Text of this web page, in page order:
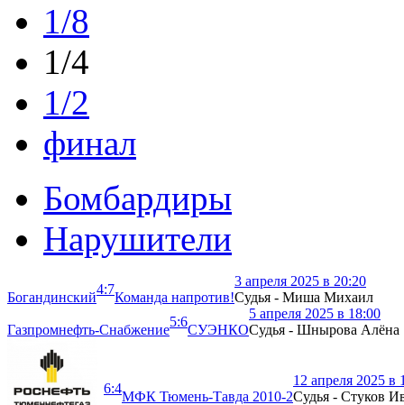
1/8
1/4
1/2
финал
Бомбардиры
Нарушители
Богандинский
4:7
Команда напротив!
3 апреля 2025 в 20:20
Судья - Миша Михаил
Газпромнефть-Снабжение
5:6
СУЭНКО
5 апреля 2025 в 18:00
Судья - Шнырова Алёна
6:4
МФК Тюмень-Тавда 2010-2
12 апреля 2025 в
Судья - Стуков